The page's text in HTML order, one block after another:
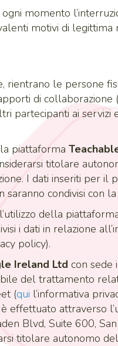
momento
motivi di
rientrano le persone
di collaborazione
partecipanti ai
piattaforma
titolare
I dati inseriti per il
condivisi con
della
i dati in relazione
policy).
Ireland Ltd con sede
del trattamento
(qui l’informativa
effettuato attraverso
Blvd, Suite 600,
titolare autonomo